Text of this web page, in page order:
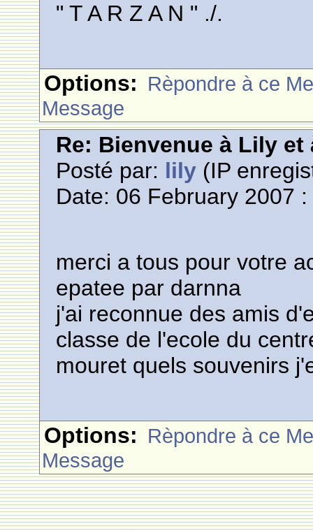
" T A R Z A N " ./.
Options: Rèpondre à ce
Message
Re: Bienvenue à Lily et
Posté par: lily (IP
Date: 06 February 2007
merci a tous pour votre
epatee par darnna
j'ai reconnue des amis
classe de l'ecole du
mouret quels souvenirs
Options: Rèpondre à ce
Message